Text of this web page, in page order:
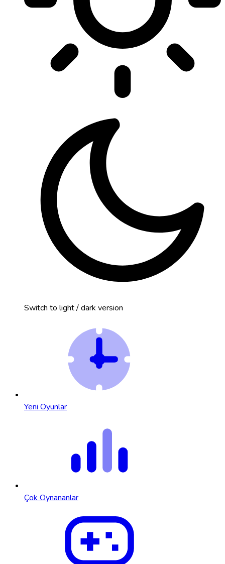
Switch to light / dark version
Yeni Oyunlar
Çok Oynananlar